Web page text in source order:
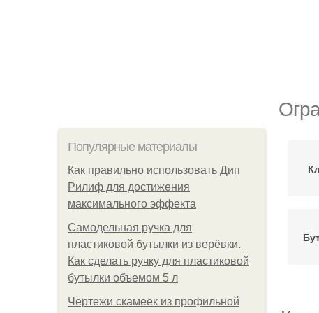
Популярные материалы
Как правильно использовать Дип
Рилиф для достижения
максимального эффекта
Самодельная ручка для
пластиковой бутылки из верёвки.
Как сделать ручку для пластиковой
бутылки объемом 5 л
Чертежи скамеек из профильной